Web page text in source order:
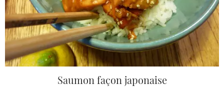
Saumon façon japonaise